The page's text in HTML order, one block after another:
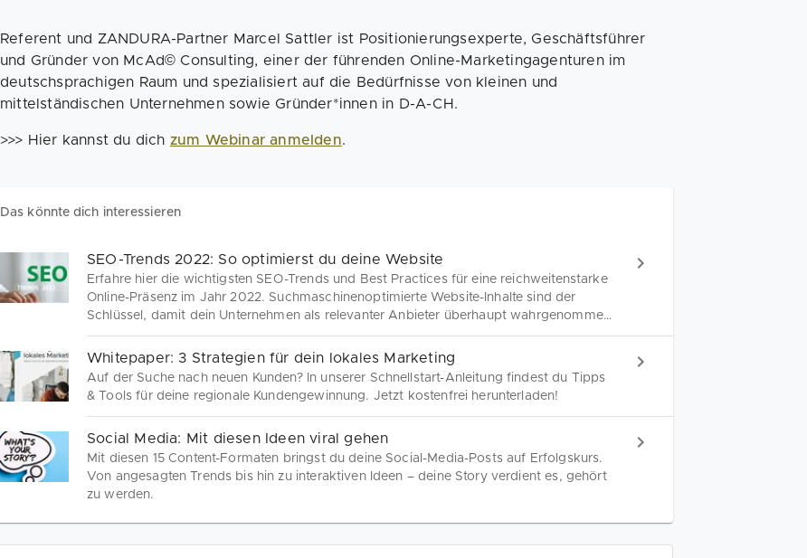
Referent und ZANDURA-Partner Marcel Sattler ist Positionierungsexperte, Geschäftsführer
und Gründer von McAd© Consulting, einer der führenden Online-Marketingagenturen im
deutschsprachigen Raum und spezialisiert auf die Bedürfnisse von kleinen und
mittelständischen Unternehmen sowie Gründer*innen in D-A-CH.
>>> Hier kannst du dich zum Webinar anmelden.
Das könnte dich interessieren
SEO-Trends 2022: So optimierst du deine Website
Erfahre hier die wichtigsten SEO-Trends und Best Practices für eine reichweitenstarke
Online-Präsenz im Jahr 2022. Suchmaschinenoptimierte Website-Inhalte sind der
Schlüssel, damit dein Unternehmen als relevanter Anbieter überhaupt wahrgenommen
wird. Darauf achtet Google beim Ranking in den Suchergebnissen.
Whitepaper: 3 Strategien für dein lokales Marketing
Auf der Suche nach neuen Kunden? In unserer Schnellstart-Anleitung findest du Tipps
& Tools für deine regionale Kundengewinnung. Jetzt kostenfrei herunterladen!
Social Media: Mit diesen Ideen viral gehen
Mit diesen 15 Content-Formaten bringst du deine Social-Media-Posts auf Erfolgskurs.
Von angesagten Trends bis hin zu interaktiven Ideen – deine Story verdient es, gehört
zu werden.